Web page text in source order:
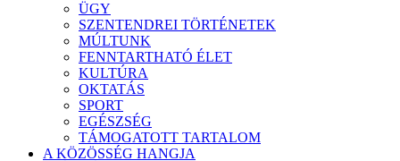
ÜGY
SZENTENDREI TÖRTÉNETEK
MÚLTUNK
FENNTARTHATÓ ÉLET
KULTÚRA
OKTATÁS
SPORT
EGÉSZSÉG
TÁMOGATOTT TARTALOM
A KÖZÖSSÉG HANGJA